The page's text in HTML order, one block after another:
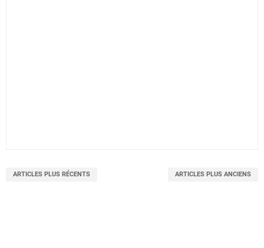
ARTICLES PLUS RÉCENTS ARTICLES PLUS ANCIENS